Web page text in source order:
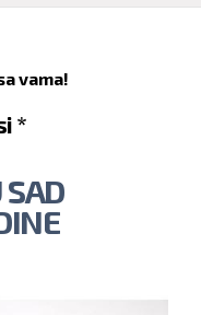
vama!
*
SAD